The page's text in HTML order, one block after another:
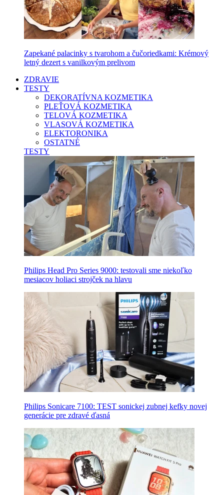
Zapekané palacinky s tvarohom a čučoriedkami: Krémový
letný dezert s vanilkovým prelivom
ZDRAVIE
TESTY
DEKORATÍVNA KOZMETIKA
PLEŤOVÁ KOZMETIKA
TELOVÁ KOZMETIKA
VLASOVÁ KOZMETIKA
ELEKTORONIKA
OSTATNÉ
TESTY
Philips Head Pro Series 9000: testovali sme niekoľko
mesiacov holiaci strojček na hlavu
Philips Sonicare 7100: TEST sonickej zubnej kefky novej
generácie pre zdravé ďasná